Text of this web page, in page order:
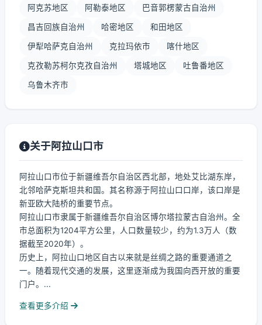
阿克苏地区 阿勒泰地区 巴音郭楞蒙古自治州
昌吉回族自治州 哈密地区 和田地区
伊犁哈萨克自治州 克拉玛依市 喀什地区
克孜勒苏柯尔克孜自治州 塔城地区 吐鲁番地区
乌鲁木齐市
关于阿拉山口市
阿拉山口市位于新疆维吾尔自治区西北部，地处艾比湖东岸，
北邻哈萨克斯坦共和国。其名称源于阿拉山口口岸，该口岸是
新亚欧大陆桥的重要节点。
阿拉山口市隶属于新疆维吾尔自治区博尔塔拉蒙古自治州。全
市总面积为1204平方公里，人口数量较少，约为1.3万人（数
据截至2020年）。
历史上，阿拉山口地区自古以来就是丝绸之路的重要通道之
一。随着现代交通的发展，这里逐渐成为我国向西开放的重要
门户。...
查看更多介绍